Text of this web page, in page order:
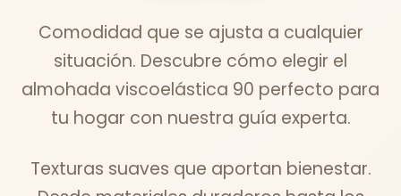
Comodidad que se ajusta a cualquier
situación. Descubre cómo elegir el
almohada viscoelástica 90 perfecto para
tu hogar con nuestra guía experta.
Texturas suaves que aportan bienestar.